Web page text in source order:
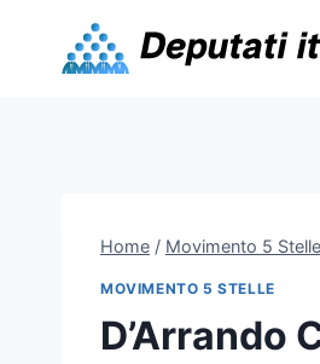
content
Home / Movimento 5 Stelle
MOVIMENTO 5 STELLE
D’Arrando